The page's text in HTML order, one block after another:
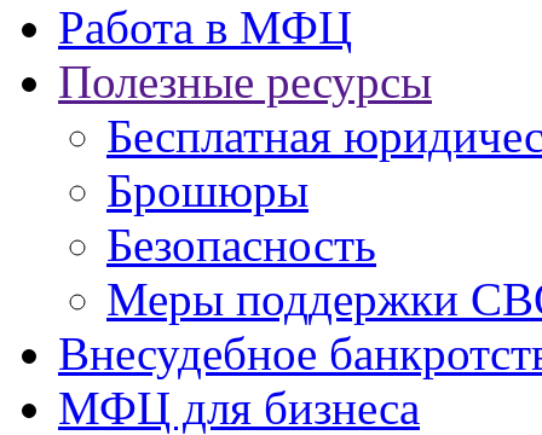
Работа в МФЦ
Полезные ресурсы
Бесплатная
Брошюры
Безопасность
Меры поддержки
Внесудебное
МФЦ для бизнеса